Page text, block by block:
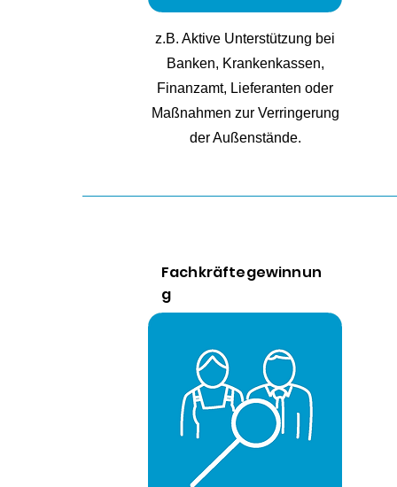
z.B. Aktive Unterstützung bei
Banken, Krankenkassen,
Finanzamt, Lieferanten oder
Maßnahmen zur Verringerung
der Außenstände.
Fachkräftegewinnun
g